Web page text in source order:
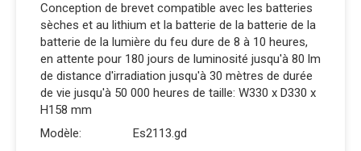
Conception de brevet compatible avec les batteries
sèches et au lithium et la batterie de la batterie de la
batterie de la lumière du feu dure de 8 à 10 heures,
en attente pour 180 jours de luminosité jusqu'à 80 lm
de distance d'irradiation jusqu'à 30 mètres de durée
de vie jusqu'à 50 000 heures de taille: W330 x D330 x
H158 mm
Modèle:
Es2113.gd